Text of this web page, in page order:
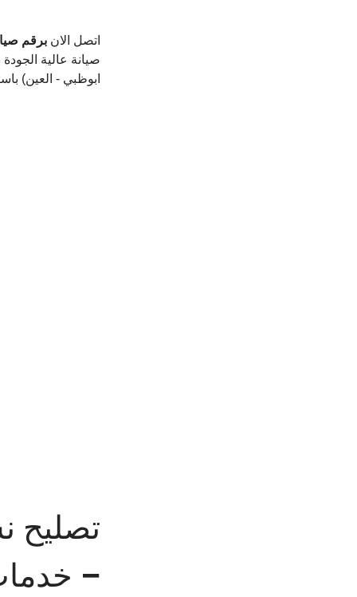
اتصل الان برقم
صيانة عالية
ابوظبي - العين)
تصليح
–